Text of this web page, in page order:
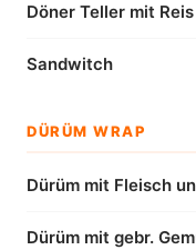
Döner Teller mit
Sandwitch
DÜRÜM WRAP
Dürüm mit Fleisch
Dürüm mit gebr.